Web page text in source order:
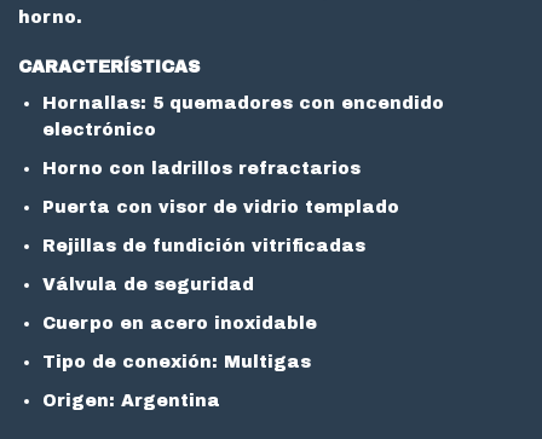
horno.
CARACTERÍSTICAS
Hornallas: 5 quemadores con encendido
electrónico
Horno con ladrillos refractarios
Puerta con visor de vidrio templado
Rejillas de fundición vitrificadas
Válvula de seguridad
Cuerpo en acero inoxidable
Tipo de conexión: Multigas
Origen: Argentina